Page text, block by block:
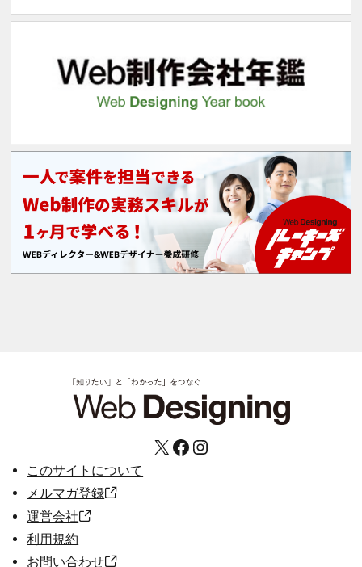
X Facebook Instagram
このサイトについて
メルマガ登録
運営会社
利用規約
お問い合わせ